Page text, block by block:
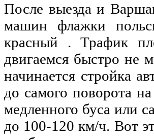
После выезда и
машин флажки
красный . Трафик
двигаемся быстро не
начинается стройка
до самого поворота на
медленного буса или
до 100-120 км/ч. Вот